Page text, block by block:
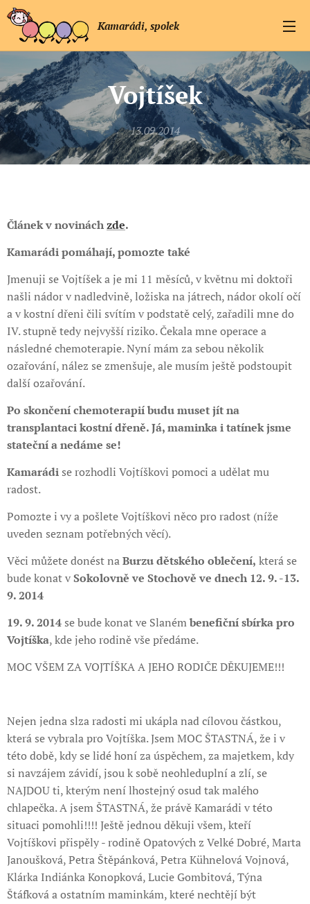
Kamarádi, spolek
Vojtíšek
13.09.2014
Článek v novináchzde.
Kamarádi pomáhají, pomozte také
Jmenuji se Vojtíšek a je mi 11 měsíců, v květnu mi doktoři
našli nádor v nadledvině, ložiska na játrech, nádor okolí očí
a v kostní dřeni čili svítím v podstatě celý, zařadili mne do
IV. stupně tedy nejvyšší riziko. Čekala mne operace a
následné chemoterapie. Nyní mám za sebou několik
ozařování, nález se zmenšuje, ale musím ještě podstoupit
další ozařování.
Po skončení chemoterapií budu muset jít na
transplantaci kostní dřeně. Já, maminka i tatínek jsme
stateční a nedáme se!
Kamarádi se rozhodli Vojtíškovi pomoci a udělat mu
radost.
Pomozte i vy a pošlete Vojtíškovi něco pro radost (níže
uveden seznam potřebných věcí).
Věci můžete donést naBurzu dětského oblečení, která se
bude konat vSokolovně ve Stochově ve dnech 12. 9. -13.
9. 2014
19. 9. 2014 se bude konat ve Slanémbenefiční sbírka pro
Vojtíška, kde jeho rodině vše předáme.
MOC VŠEM ZA VOJTÍŠKA A JEHO RODIČE DĚKUJEME!!!
Nejen jedna slza radosti mi ukápla nad cílovou částkou,
která se vybrala pro Vojtíška. Jsem MOC ŠTASTNÁ, že i v
této době, kdy se lidé honí za úspěchem, za majetkem, kdy
si navzájem závidí, jsou k sobě neohleduplní a zlí, se
NAJDOU ti, kterým není lhostejný osud tak malého
chlapečka. A jsem ŠTASTNÁ, že právě Kamarádi v této
situaci pomohli!!!! Ještě jednou děkuji všem, kteří
Vojtíškovi přispěly - rodině Opatových z Velké Dobré, Marta
Janoušková, Petra Štěpánková, Petra Kühnelová Vojnová,
Klárka Indiánka Konopková, Lucie Gombitová, Týna
Štáfková a ostatním maminkám, které nechtějí být